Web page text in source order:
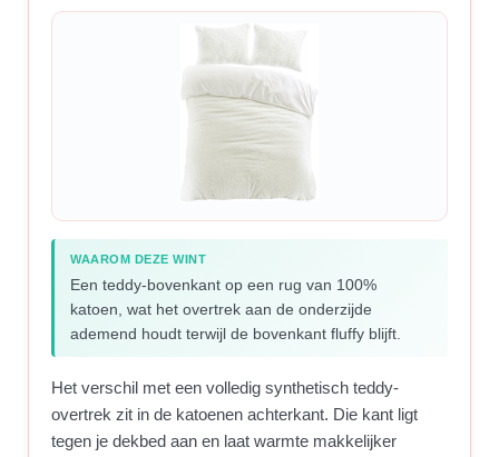
WAAROM DEZE WINT
Een teddy-bovenkant op een rug van 100%
katoen, wat het overtrek aan de onderzijde
ademend houdt terwijl de bovenkant fluffy blijft.
Het verschil met een volledig synthetisch teddy-
overtrek zit in de katoenen achterkant. Die kant ligt
tegen je dekbed aan en laat warmte makkelijker